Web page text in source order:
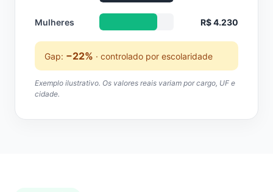
Mulheres R$ 4.230
Gap: −22% · controlado por escolaridade
Exemplo ilustrativo. Os valores reais variam por cargo, UF e
cidade.